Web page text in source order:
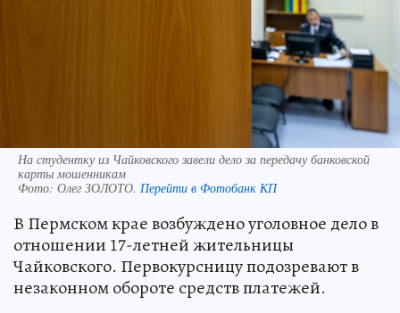
На студентку из Чайковского завели дело за передачу банковской
карты мошенникам
Фото: Олег ЗОЛОТО. Перейти в Фотобанк КП
В Пермском крае возбуждено уголовное дело в
отношении 17-летней жительницы
Чайковского. Первокурсницу подозревают в
незаконном обороте средств платежей.